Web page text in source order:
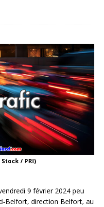
/ PRI)
9 février 2024 peu
Belfort, direction Belfort, au